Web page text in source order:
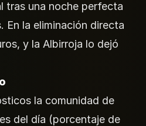
tras una noche perfecta
En la eliminación directa
y la Albirroja lo dejó
la comunidad de
del día (porcentaje de